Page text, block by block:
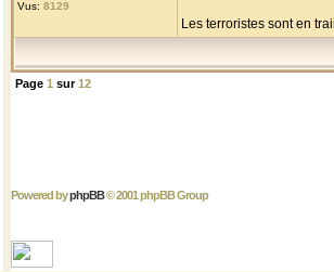
Vus: 8129
Les terroristes sont en
Page 1 sur12
Powered byphpBB© 2001 phpBB Group